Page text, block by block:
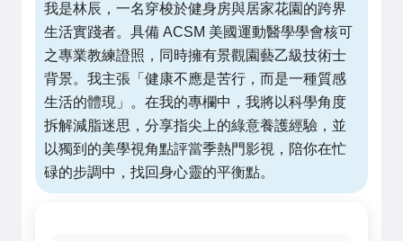
我是林辰，一名穿梭於健身房與居家花園的跨界
生活實踐者。具備 ACSM 美國運動醫學學會核可
之專業教練證照，同時擁有景觀園藝乙級技術士
背景。我主張「健康不應是苦行，而是一種質感
生活的體現」。在我的專欄中，我將以科學角度
拆解減脂迷思，分享指尖上的綠意養護經驗，並
以獨到的美學視角點評當季熱門影視，陪你在忙
碌的步調中，找回身心靈的平衡點。